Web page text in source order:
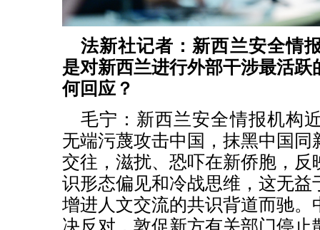
法新社记者：新西兰安全情
是对新西兰进行外部干涉最活跃
何回应？
毛宁：新西兰安全情报机构
无端污蔑攻击中国，抹黑中国同
交往，滋扰、恐吓在新侨胞，反
识形态偏见和冷战思维，这无益
增进人文交流的共识背道而驰。
决反对，敦促新方有关部门停止